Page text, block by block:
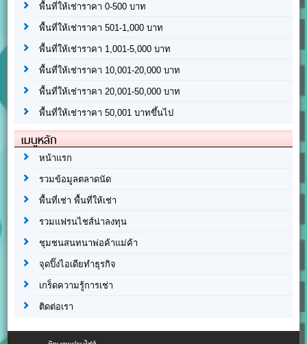
พื้นที่ให้เช่าราคา 0-500 บาท
พื้นที่ให้เช่าราคา 501-1,000 บาท
พื้นที่ให้เช่าราคา 1,001-5,000 บาท
พื้นที่ให้เช่าราคา 10,001-20,000 บาท
พื้นที่ให้เช่าราคา 20,001-50,000 บาท
พื้นที่ให้เช่าราคา 50,001 บาทขึ้นไป
เมนูหลัก
หน้าแรก
รวมข้อมูลตลาดนัด
พื้นที่เช่า พื้นที่ให้เช่า
รวมแฟรนไชส์น่าลงทุน
ชุมชนสนทนาพ่อค้าแม่ค้า
จุดปิ๊งไอเดียทำธุรกิจ
เกร็ดความรู้การเช่า
ติดต่อเรา